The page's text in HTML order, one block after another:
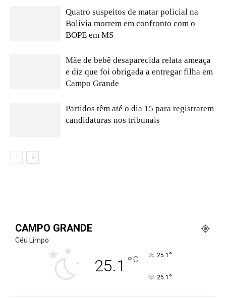
Quatro suspeitos de matar policial na
Bolívia morrem em confronto com o
BOPE em MS
Mãe de bebê desaparecida relata ameaça
e diz que foi obrigada a entregar filha em
Campo Grande
Partidos têm até o dia 15 para registrarem
candidaturas nos tribunais
CAMPO GRANDE
Céu Limpo
25.1 °C 25.1 °
25.1 °